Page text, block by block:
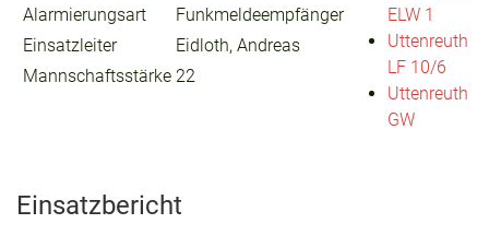
Alarmierungsart
Funkmeldeempfänger
Einsatzleiter
Eidloth, Andreas
Mannschaftsstärke 22
ELW 1
Uttenreuth
LF 10/6
Uttenreuth
GW
Einsatzbericht